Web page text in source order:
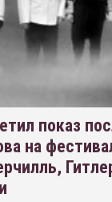
показ
на